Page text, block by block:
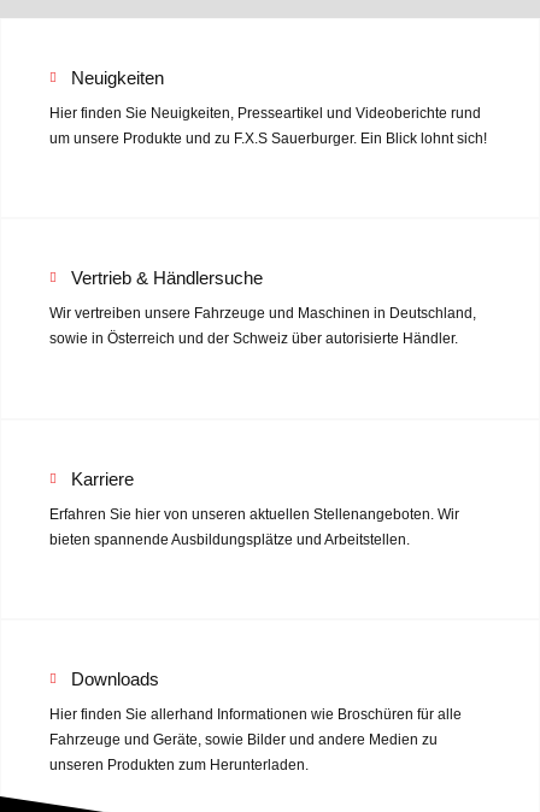
Neuigkeiten
Hier finden Sie Neuigkeiten, Presseartikel und Videoberichte rund
um unsere Produkte und zu F.X.S Sauerburger. Ein Blick lohnt sich!
Vertrieb & Händlersuche
Wir vertreiben unsere Fahrzeuge und Maschinen in Deutschland,
sowie in Österreich und der Schweiz über autorisierte Händler.
Karriere
Erfahren Sie hier von unseren aktuellen Stellenangeboten. Wir
bieten spannende Ausbildungsplätze und Arbeitstellen.
Downloads
Hier finden Sie allerhand Informationen wie Broschüren für alle
Fahrzeuge und Geräte, sowie Bilder und andere Medien zu
unseren Produkten zum Herunterladen.